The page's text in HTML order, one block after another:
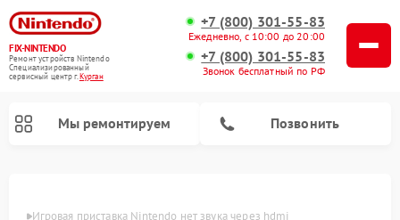
FIX-NINTENDO
Ремонт устройств Nintendo
Специализированный
cервисный центр г.Курган
+7 (800) 301-55-83
Ежедневно, с 10:00 до 20:00
+7 (800) 301-55-83
Звонок бесплатный по РФ
Мы ремонтируем Позвонить
Игровая приставка Nintendo нет звука через hdmi